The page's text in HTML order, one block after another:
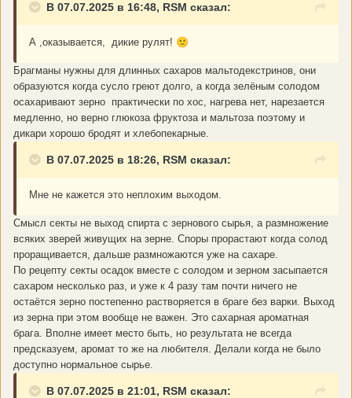
В 07.07.2025 в 16:48, RSM сказал:
А ,оказывается, дикие рулят! 🙁
Брагманы нужны для длинных сахаров мальтодекстринов, они
образуются когда сусло греют долго, а когда зелёным солодом
осахаривают зерно практически по хос, нагрева нет, нарезается
медленно, но верно глюкоза фруктоза и мальтоза поэтому и
дикари хорошо бродят и хлебопекарные.
В 07.07.2025 в 18:26, RSM сказал:
Мне не кажется это неплохим выходом.
Смысл секты не выход спирта с зернового сырья, а размножение
всяких зверей живущих на зерне. Споры прорастают когда солод
проращивается, дальше размножаются уже на сахаре.
По рецепту секты осадок вместе с солодом и зерном засыпается
сахаром несколько раз, и уже к 4 разу там почти ничего не
остаётся зерно постепенно растворяется в браге без варки. Выход
из зерна при этом вообще не важен. Это сахарная ароматная
брага. Вполне имеет место быть, но результата не всегда
предсказуем, аромат то же на любителя. Делали когда не было
доступно нормальное сырье.
В 07.07.2025 в 21:01, RSM сказал: